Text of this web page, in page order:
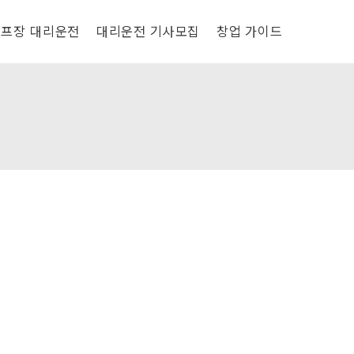
장 대리운전 대리운전 기사모집 창업 가이드